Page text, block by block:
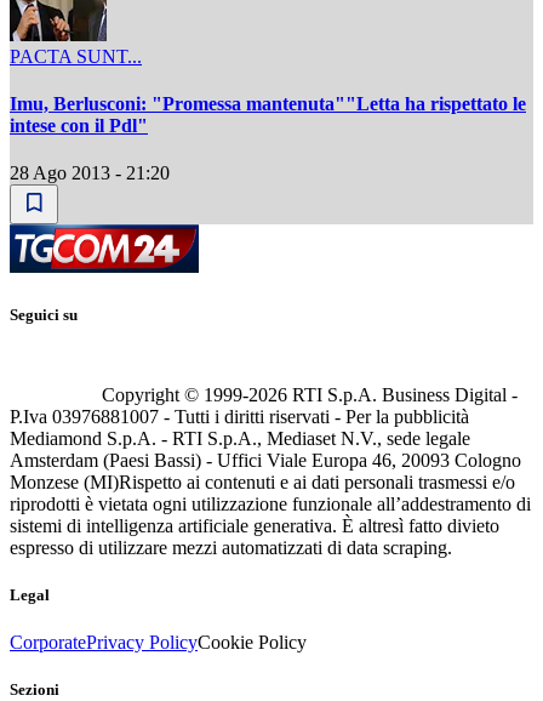
PACTA SUNT...
Imu, Berlusconi: "Promessa mantenuta""Letta ha rispettato le
intese con il Pdl"
28 Ago 2013 - 21:20
Seguici su
Copyright © 1999-2026 RTI S.p.A. Business Digital -
P.Iva 03976881007 - Tutti i diritti riservati - Per la pubblicità
Mediamond S.p.A. - RTI S.p.A., Mediaset N.V., sede legale
Amsterdam (Paesi Bassi) - Uffici Viale Europa 46, 20093 Cologno
Monzese (MI)Rispetto ai contenuti e ai dati personali trasmessi e/o
riprodotti è vietata ogni utilizzazione funzionale all’addestramento di
sistemi di intelligenza artificiale generativa. È altresì fatto divieto
espresso di utilizzare mezzi automatizzati di data scraping.
Legal
CorporatePrivacy PolicyCookie Policy
Sezioni